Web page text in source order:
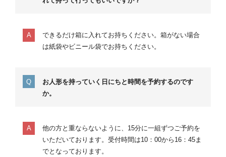
できるだけ箱に入れてお持ちください。箱がない場合
は紙袋やビニール袋でお持ちください。
お人形を持っていく日にちと時間を予約するのです
か。
他の方と重ならないように、15分に一組ずつご予約を
いただいております。受付時間は10：00から16：45ま
でとなっております。